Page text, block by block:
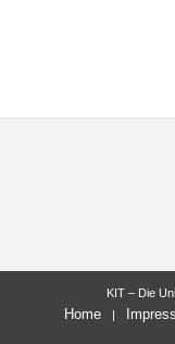
KIT – Die
Home